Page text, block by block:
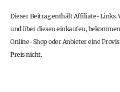
Dieser Beitrag enthält Affiliate-Links.
und über diesen einkaufen,
Online-Shop oder Anbieter eine
Preis nicht.